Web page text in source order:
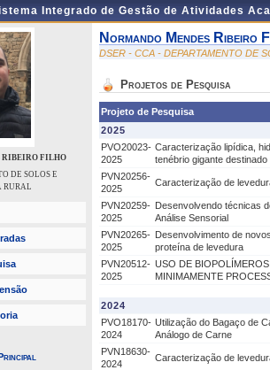
Integrado de Gestão de Atividades
RIBEIRO FILHO
DE SOLOS E
RURAL
Normando Mendes Ribeiro
DSER - CCA - DEPARTAMENTO DE
Projetos de Pesquisa
Projeto de Pesquisa
2025
PVO20023-
2025
Caracterização lipídica,
tenébrio gigante
PVN20256-
2025
Caracterização de
PVN20259-
2025
Desenvolvendo técnicas
Análise Sensorial
PVN20265-
2025
Desenvolvimento de
proteína de levedura
PVN20512-
2025
USO DE
MINIMAMENTE
2024
PVO18170-
2024
Utilização do Bagaço de
Análogo de Carne
PVN18630-
2024
Caracterização de